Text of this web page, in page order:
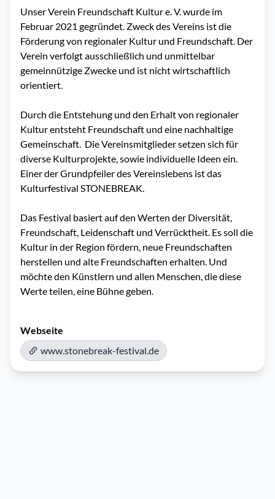
Unser Verein Freundschaft Kultur e. V. wurde im
Februar 2021 gegründet. Zweck des Vereins ist die
Förderung von regionaler Kultur und Freundschaft. Der
Verein verfolgt ausschließlich und unmittelbar
gemeinnützige Zwecke und ist nicht wirtschaftlich
orientiert.
Durch die Entstehung und den Erhalt von regionaler
Kultur entsteht Freundschaft und eine nachhaltige
Gemeinschaft.  Die Vereinsmitglieder setzen sich für
diverse Kulturprojekte, sowie individuelle Ideen ein.
Einer der Grundpfeiler des Vereinslebens ist das
Kulturfestival STONEBREAK.
Das Festival basiert auf den Werten der Diversität,
Freundschaft, Leidenschaft und Verrücktheit. Es soll die
Kultur in der Region fördern, neue Freundschaften
herstellen und alte Freundschaften erhalten. Und
möchte den Künstlern und allen Menschen, die diese
Werte teilen, eine Bühne geben.
Webseite
www.stonebreak-festival.de